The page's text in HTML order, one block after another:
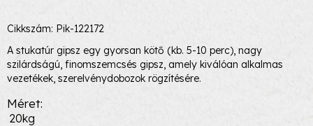
Cikkszám: Pik-122172
A stukatúr gipsz egy gyorsan kötő (kb. 5-10 perc), nagy
szilárdságú, finomszemcsés gipsz, amely kiválóan alkalmas
vezetékek, szerelvénydobozok rögzítésére.
Méret
20kg